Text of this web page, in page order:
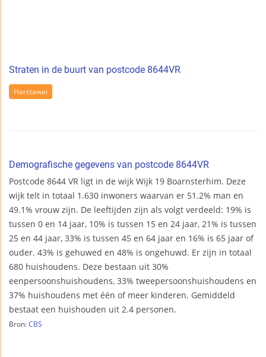
Straten in de buurt van postcode 8644VR
Harstawei
Demografische gegevens van postcode 8644VR
Postcode 8644 VR ligt in de wijk Wijk 19 Boarnsterhim. Deze
wijk telt in totaal 1.630 inwoners waarvan er 51.2% man en
49.1% vrouw zijn. De leeftijden zijn als volgt verdeeld: 19% is
tussen 0 en 14 jaar, 10% is tussen 15 en 24 jaar, 21% is tussen
25 en 44 jaar, 33% is tussen 45 en 64 jaar en 16% is 65 jaar of
ouder. 43% is gehuwed en 48% is ongehuwd. Er zijn in totaal
680 huishoudens. Deze bestaan uit 30%
eenpersoonshuishoudens, 33% tweepersoonshuishoudens en
37% huishoudens met één of meer kinderen. Gemiddeld
bestaat een huishouden uit 2.4 personen.
Bron: CBS